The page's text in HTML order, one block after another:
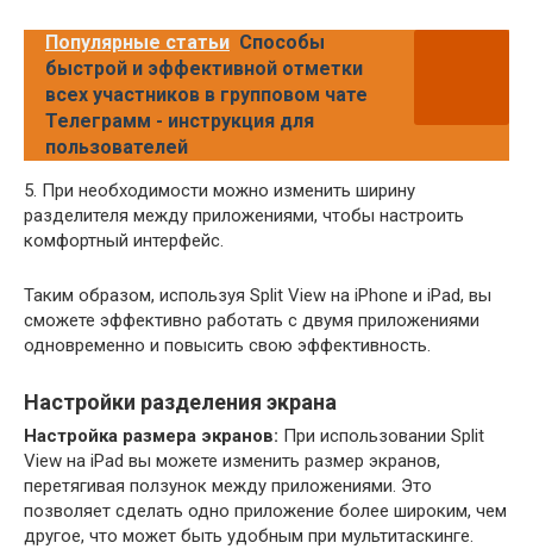
Популярные статьи Способы
быстрой и эффективной отметки
всех участников в групповом чате
Телеграмм - инструкция для
пользователей
5. При необходимости можно изменить ширину
разделителя между приложениями, чтобы настроить
комфортный интерфейс.
Таким образом, используя Split View на iPhone и iPad, вы
сможете эффективно работать с двумя приложениями
одновременно и повысить свою эффективность.
Настройки разделения экрана
Настройка размера экранов: При использовании Split
View на iPad вы можете изменить размер экранов,
перетягивая ползунок между приложениями. Это
позволяет сделать одно приложение более широким, чем
другое, что может быть удобным при мультитаскинге.